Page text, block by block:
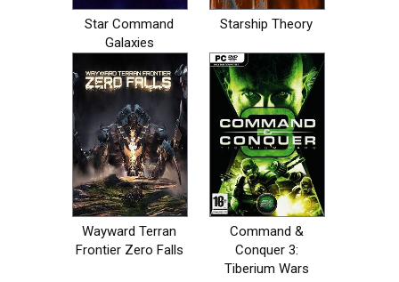
Star Command
Galaxies
Starship Theory
Wayward Terran
Frontier Zero Falls
Command &
Conquer 3:
Tiberium Wars